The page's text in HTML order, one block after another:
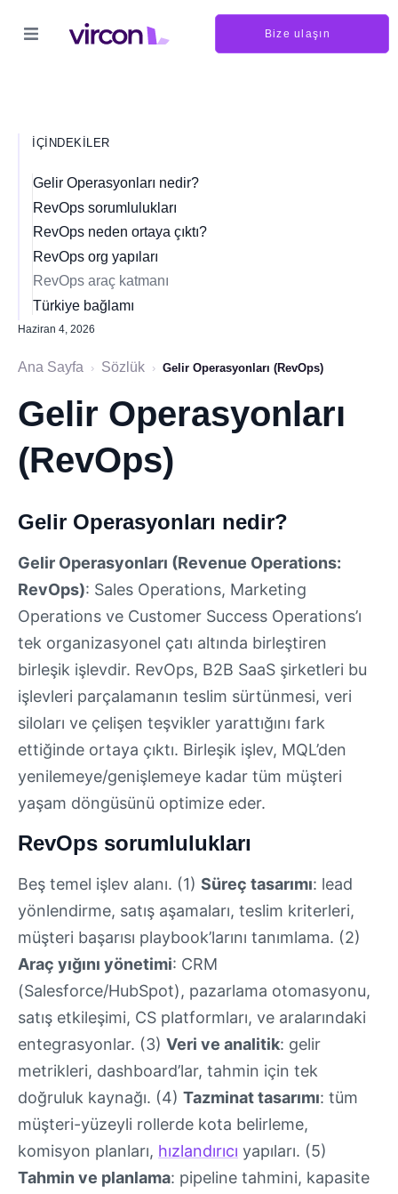
Bize ulaşın
İÇINDEKILER
Gelir Operasyonları nedir?
RevOps sorumlulukları
RevOps neden ortaya çıktı?
RevOps org yapıları
RevOps araç katmanı
Türkiye bağlamı
Haziran 4, 2026
Ana Sayfa › Sözlük › Gelir Operasyonları (RevOps)
Gelir Operasyonları
(RevOps)
Gelir Operasyonları nedir?
Gelir Operasyonları (Revenue Operations:
RevOps): Sales Operations, Marketing
Operations ve Customer Success Operations’ı
tek organizasyonel çatı altında birleştiren
birleşik işlevdir. RevOps, B2B SaaS şirketleri bu
işlevleri parçalamanın teslim sürtünmesi, veri
siloları ve çelişen teşvikler yarattığını fark
ettiğinde ortaya çıktı. Birleşik işlev, MQL’den
yenilemeye/genişlemeye kadar tüm müşteri
yaşam döngüsünü optimize eder.
RevOps sorumlulukları
Beş temel işlev alanı. (1) Süreç tasarımı: lead
yönlendirme, satış aşamaları, teslim kriterleri,
müşteri başarısı playbook’larını tanımlama. (2)
Araç yığını yönetimi: CRM
(Salesforce/HubSpot), pazarlama otomasyonu,
satış etkileşimi, CS platformları, ve aralarındaki
entegrasyonlar. (3) Veri ve analitik: gelir
metrikleri, dashboard’lar, tahmin için tek
doğruluk kaynağı. (4) Tazminat tasarımı: tüm
müşteri-yüzeyli rollerde kota belirleme,
komisyon planları, hızlandırıcı yapıları. (5)
Tahmin ve planlama: pipeline tahmini, kapasite